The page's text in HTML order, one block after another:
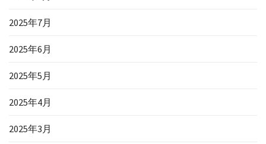
2025年7月
2025年6月
2025年5月
2025年4月
2025年3月